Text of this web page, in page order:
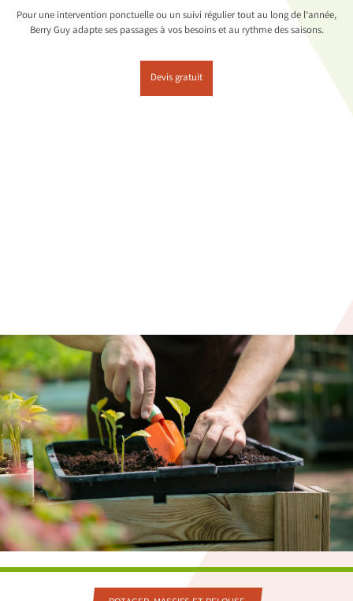
Pour une intervention ponctuelle ou un suivi régulier tout au long de l’année,
Berry Guy adapte ses passages à vos besoins et au rythme des saisons.
Devis gratuit